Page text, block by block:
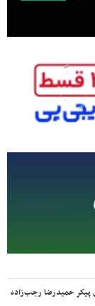
حمیدرضا رجب‌زاده